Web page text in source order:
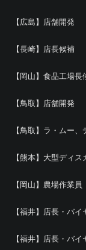
【広島】店舗開発
【長崎】店長候補
【岡山】食品工場長
【鳥取】店舗開発
【鳥取】ラ・ムー
【熊本】大型ディ
【岡山】農場作業員
【福井】店長・バ
【福井】店長・バ